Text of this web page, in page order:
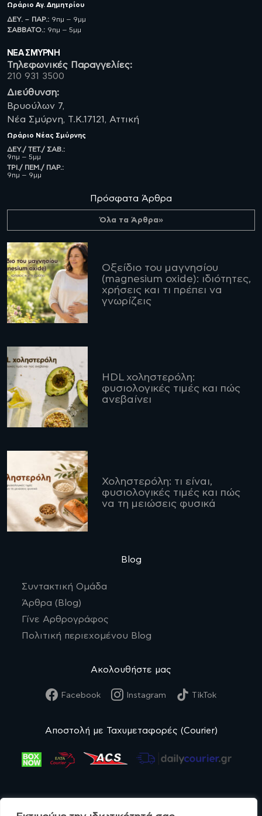
Ωράριο Αγ. Δημητρίου
ΔΕΥ. – ΠΑΡ.: 9πμ – 9μμ
ΣΑΒBATO.: 9πμ – 5μμ
ΝΈΑ ΣΜΥΡΝΗ
Τηλεφωνικές Παραγγελίες:
210 931 3500
Διεύθυνση:
Βρυούλων 7,
Νέα Σμύρνη, Τ.Κ.17121, Αττική
Ωράριο Νέας Σμύρνης
ΔΕΥ./ ΤΕΤ./ ΣΑΒ.:
9πμ – 5μμ
ΤΡΙ./ ΠΕΜ./ ΠΑΡ.:
9πμ – 9μμ
Πρόσφατα Άρθρα
Όλα τα Άρθρα»
Οξείδιο του μαγνησίου
(magnesium oxide): ιδιότητες,
χρήσεις και τι πρέπει να
γνωρίζεις
HDL χοληστερόλη:
φυσιολογικές τιμές και πώς
ανεβαίνει
Χοληστερόλη: τι είναι,
φυσιολογικές τιμές και πώς
να τη μειώσεις φυσικά
Blog
Συντακτική Ομάδα
Άρθρα (Blog)
Γίνε Αρθρογράφος
Πολιτική περιεχομένου Blog
Ακολουθήστε μας
Facebook Instagram TikTok
Αποστολή με Ταχυμεταφορές (Courier)